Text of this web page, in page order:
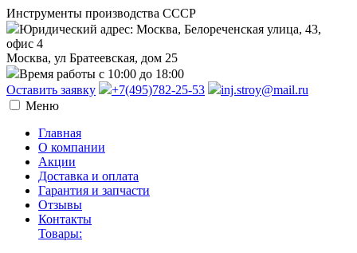
Инструменты производства СССР
Юридический адрес: Москва, Белореченская улица, 43,
офис 4
Москва, ул Братеевская, дом 25
Время работы с 10:00 до 18:00
Оставить заявку
+7(495)782-25-53
inj.stroy@mail.ru
Меню
Главная
О компании
Акции
Доставка и оплата
Гарантия и запчасти
Отзывы
Контакты
Товары: